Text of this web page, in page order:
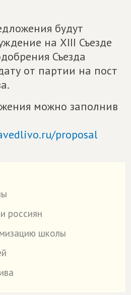
будут
на XIII Съезде
Съезда
от партии на пост
можно заполнив
proposal
россиян
школы